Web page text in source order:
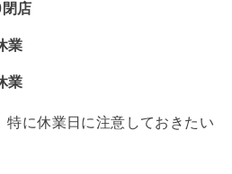
店
業
業
特に休業日に注意しておきたい